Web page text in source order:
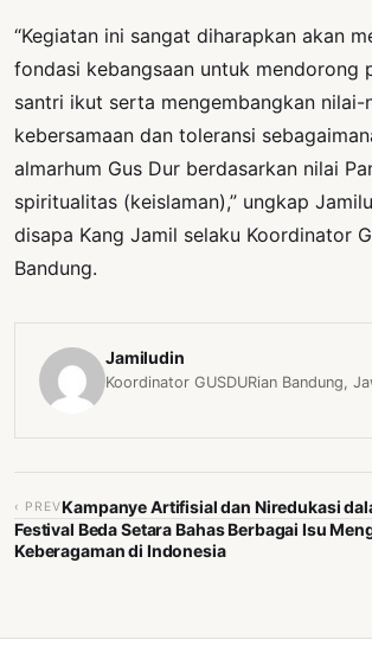
“Kegiatan ini sangat diharapkan akan
fondasi kebangsaan untuk mendorong
santri ikut serta mengembangkan nilai-
kebersamaan dan toleransi
almarhum Gus Dur berdasarkan nilai
spiritualitas (keislaman),” ungkap
disapa Kang Jamil selaku Koordinator
Bandung.
Jamiludin
Koordinator GUSDURian Bandung,
‹ PREVKampanye Artifisial dan Niredukasi
Festival Beda Setara Bahas Berbagai Isu
Keberagaman di Indonesia